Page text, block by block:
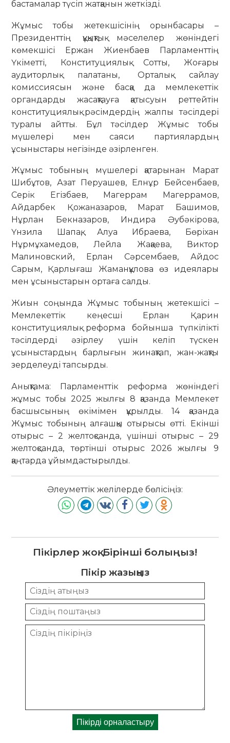
бастамалар түсіп жатқанын жеткізді.
Жұмыс тобы жетекшісінің орынбасары –
Президенттің құқықтық мәселелер жөніндегі
көмекшісі Ержан Жиенбаев Парламенттің
Үкіметті, Конституциялық Сотты, Жоғары
аудиторлық палатаны, Орталық сайлау
комиссиясын және басқа да мемлекеттік
органдарды жасақтауға қатысуын реттейтін
конституциялық рәсімдердің жалпы тәсілдері
туралы айтты. Бұл тәсілдер Жұмыс тобы
мүшелері мен саяси партиялардың
ұсыныстары негізінде әзірленген.
Жұмыс тобының мүшелері қатарынан Марат
Шибұтов, Азат Перуашев, Елнұр Бейсенбаев,
Серік Егізбаев, Магеррам Магеррамов,
Айдарбек Қожаназаров, Марат Башимов,
Нұрлан Бекназаров, Индира Әубәкірова,
Үнзила Шапақ, Алуа Ибраева, Бөріхан
Нұрмұхамедов, Лейла Жақаева, Виктор
Малиновский, Ерлан Сәрсембаев, Айдос
Сарым, Қарлығаш Жаманқұлова өз идеялары
мен ұсыныстарын ортаға салды.
Жиын соңында Жұмыс тобының жетекшісі –
Мемлекеттік кеңесші Ерлан Қарин
конституциялық реформа бойынша түпкілікті
тәсілдерді әзірлеу үшін келіп түскен
ұсыныстардың барлығын жинақтап, жан-жақты
зерделеуді тапсырды.
Анықтама: Парламенттік реформа жөніндегі
жұмыс тобы 2025 жылғы 8 қазанда Мемлекет
басшысының өкімімен құрылды. 14 қазанда
Жұмыс тобының алғашқы отырысы өтті. Екінші
отырыс – 2 желтоқсанда, үшінші отырыс – 29
желтоқсанда, төртінші отырыс 2026 жылғы 9
қаңтарда ұйымдастырылды.
Әлеуметтік желілерде бөлісіңіз:
Пікірлер жоқ. Бірінші болыңыз!
Пікір жазыңыз